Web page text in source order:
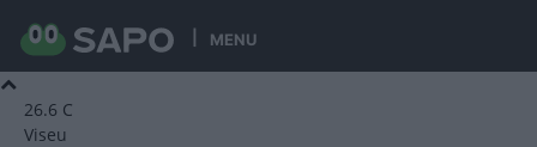
MENU
26.6 C
Viseu